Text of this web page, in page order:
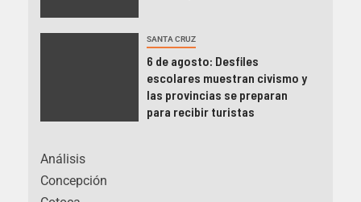
SANTA CRUZ
6 de agosto: Desfiles
escolares muestran civismo y
las provincias se preparan
para recibir turistas
Análisis
Concepción